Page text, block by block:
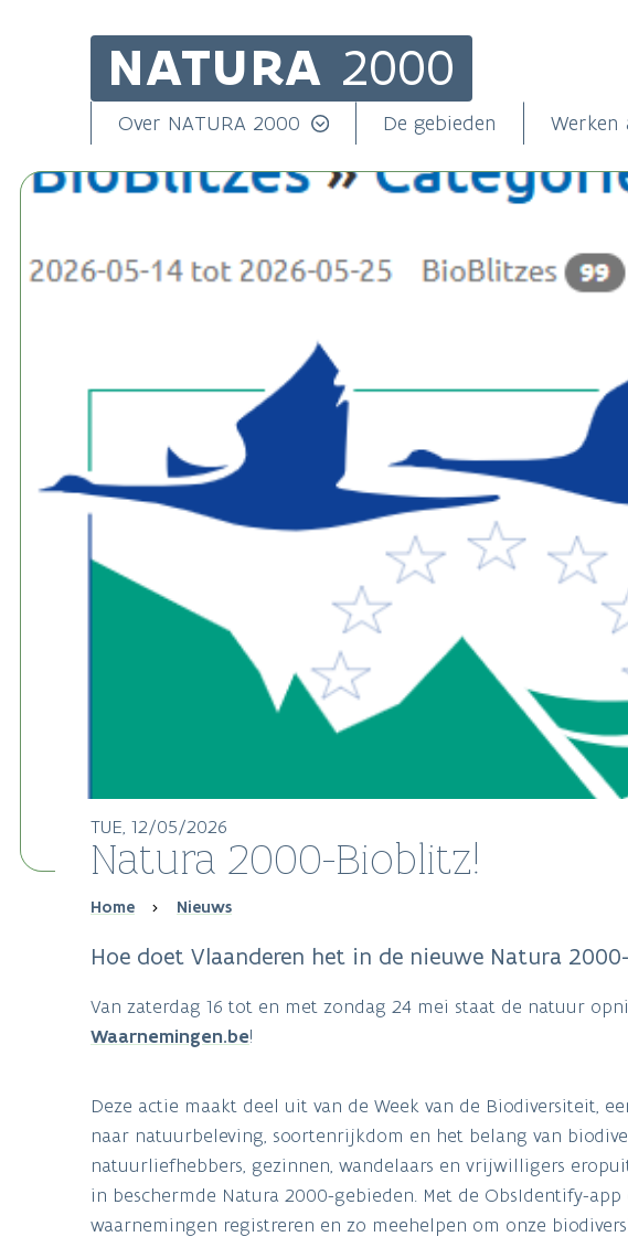
NATURA 2000
Main
navigation
Over NATURA 2000 De gebieden Werken
TUE, 12/05/2026
Natura 2000-Bioblitz!
Breadcrumb
Home Nieuws
Hoe doet Vlaanderen het in de nieuwe Natura
Van zaterdag 16 tot en met zondag 24 mei staat de natuur
Waarnemingen.be!
Deze actie maakt deel uit van de Week van de Biodiversiteit,
naar natuurbeleving, soortenrijkdom en het belang van
natuurliefhebbers, gezinnen, wandelaars en vrijwilligers
in beschermde Natura 2000-gebieden. Met de ObsIdentify-
waarnemingen registreren en zo meehelpen om onze